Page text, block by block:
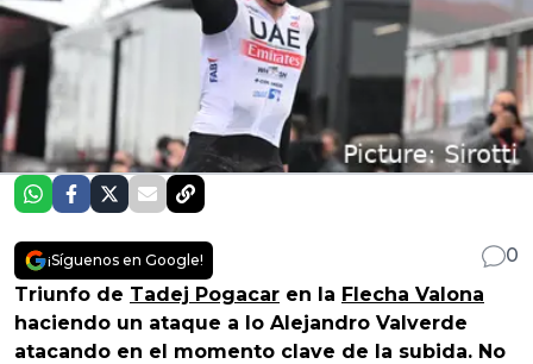
¡Síguenos en Google!
0
Triunfo de Tadej Pogacar en la Flecha Valona
haciendo un ataque a lo Alejandro Valverde
atacando en el momento clave de la subida. No